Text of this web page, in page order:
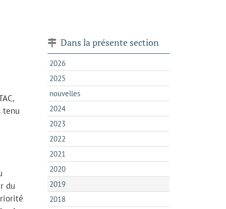
tenu
du
Dans la présente section
2026
2025
nouvelles
2024
2023
2022
2021
2020
2019
2018